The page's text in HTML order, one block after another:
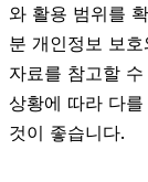
와 활용 범위를
분 개인정보 보
자료를 참고할
상황에 따라 다
것이 좋습니다.